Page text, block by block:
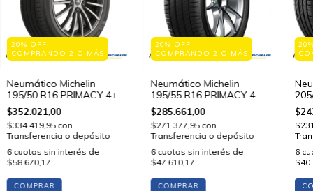
20% OFF
COMPRANDO 2 O MÁS
Neumático Michelin
195/50 R16 PRIMACY 4+
88 V STD
$352.021,00
$334.419,95 con
Transferencia o depósito
6 cuotas sin interés de
$58.670,17
COMPRAR
20% OFF
COMPRANDO 2 O MÁS
Neumático Michelin
195/55 R16 PRIMACY 4 87
V STD
$285.661,00
$271.377,95 con
Transferencia o depósito
6 cuotas sin interés de
$47.610,17
COMPRAR
V
6